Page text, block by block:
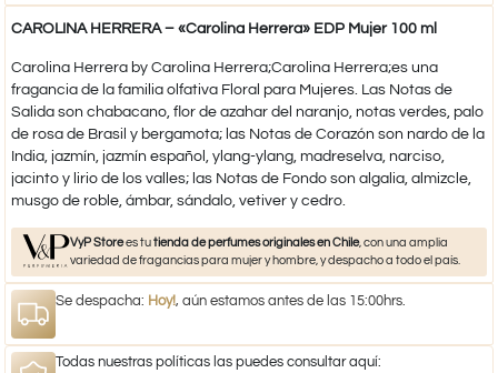
CAROLINA HERRERA – «Carolina Herrera» EDP Mujer 100 ml
Carolina Herrera by Carolina Herrera;Carolina Herrera;es una
fragancia de la familia olfativa Floral para Mujeres. Las Notas de
Salida son chabacano, flor de azahar del naranjo, notas verdes, palo
de rosa de Brasil y bergamota; las Notas de Corazón son nardo de la
India, jazmín, jazmín español, ylang-ylang, madreselva, narciso,
jacinto y lirio de los valles; las Notas de Fondo son algalia, almizcle,
musgo de roble, ámbar, sándalo, vetiver y cedro.
VyP Storees tutienda de perfumes originales en Chile, con una amplia
variedad de fragancias para mujer y hombre, y despacho a todo el país.
Se despacha: Hoy!, aún estamos antes de las 15:00hrs.
Todas nuestras políticas las puedes consultar aquí: